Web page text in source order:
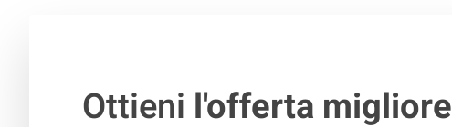
Ottieni l'offerta migliore